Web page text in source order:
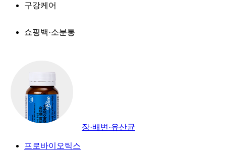
구강케어
쇼핑백·소분통
장·배변·유산균
프로바이오틱스